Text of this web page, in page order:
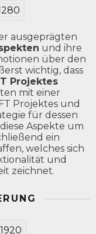
ausgeprägten
und ihre
über den
wichtig, dass
Projektes
mit einer
Projektes und
für dessen
Aspekte um
ein
welches sich
und
zeichnet.